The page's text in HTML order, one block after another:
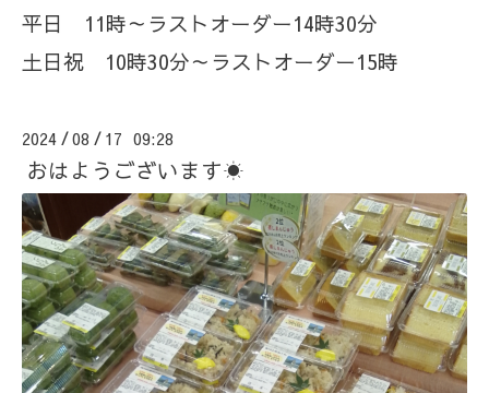
平日 11時～ラストオーダー14時30分
土日祝 10時30分～ラストオーダー15時
2024 /08 / 17 09:28
おはようございます☀️